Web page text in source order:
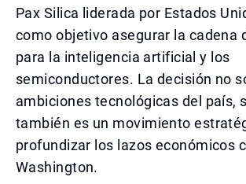
Pax Silica liderada por Estados
como objetivo asegurar la cadena
para la inteligencia artificial y los
semiconductores. La decisión no
ambiciones tecnológicas del país,
también es un movimiento
profundizar los lazos económicos
Washington.